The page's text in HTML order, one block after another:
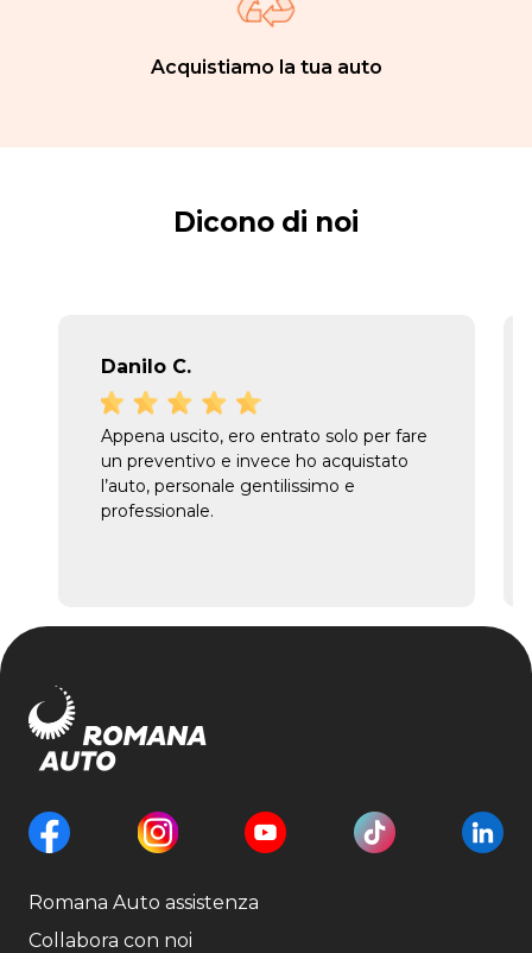
Acquistiamo la tua auto
Dicono di noi
Danilo C.
Appena uscito, ero entrato solo per fare
un preventivo e invece ho acquistato
l’auto, personale gentilissimo e
professionale.
Romana Auto assistenza
Collabora con noi